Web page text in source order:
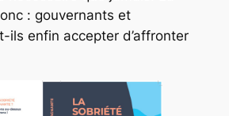
: gouvernants et
ils enfin accepter d’affronter